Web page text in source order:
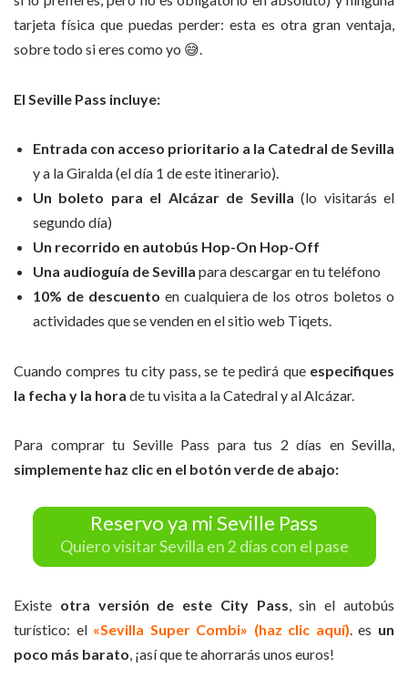
tarjeta física que puedas perder: esta es otra gran ventaja,
sobre todo si eres como yo 😅.
El Seville Pass incluye:
Entrada con acceso prioritario a la Catedral de Sevilla
y a la Giralda (el día 1 de este itinerario).
Un boleto para el Alcázar de Sevilla (lo visitarás el
segundo día)
Un recorrido en autobús Hop-On Hop-Off
Una audioguía de Sevilla para descargar en tu teléfono
10% de descuento en cualquiera de los otros boletos o
actividades que se venden en el sitio web Tiqets.
Cuando compres tu city pass, se te pedirá que especifiques
la fecha y la hora de tu visita a la Catedral y al Alcázar.
Para comprar tu Seville Pass para tus 2 días en Sevilla,
simplemente haz clic en el botón verde de abajo:
Reservo ya mi Seville Pass
Quiero visitar Sevilla en 2 días con el pase
Existe otra versión de este City Pass , sin el autobús
turístico: el «Sevilla Super Combi» (haz clic aquí) . es un
poco más barato , ¡así que te ahorrarás unos euros!